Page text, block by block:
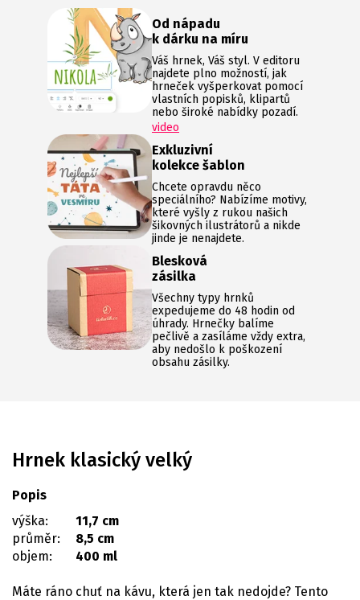
Od nápadu
k dárku na míru
Váš hrnek, Váš styl. V editoru
najdete plno možností, jak
hrneček vyšperkovat pomocí
vlastních popisků, klipartů
nebo široké nabídky pozadí.
video
Exkluzivní
kolekce šablon
Chcete opravdu něco
speciálního? Nabízíme motivy,
které vyšly z rukou našich
šikovných ilustrátorů a nikde
jinde je nenajdete.
Blesková
zásilka
Všechny typy hrnků
expedujeme do 48 hodin od
úhrady. Hrnečky balíme
pečlivě a zasíláme vždy extra,
aby nedošlo k poškození
obsahu zásilky.
Hrnek klasický velký
Popis
výška:
11,7 cm
průměr:
8,5 cm
objem:
400 ml
Máte ráno chuť na kávu, která jen tak nedojde? Tento